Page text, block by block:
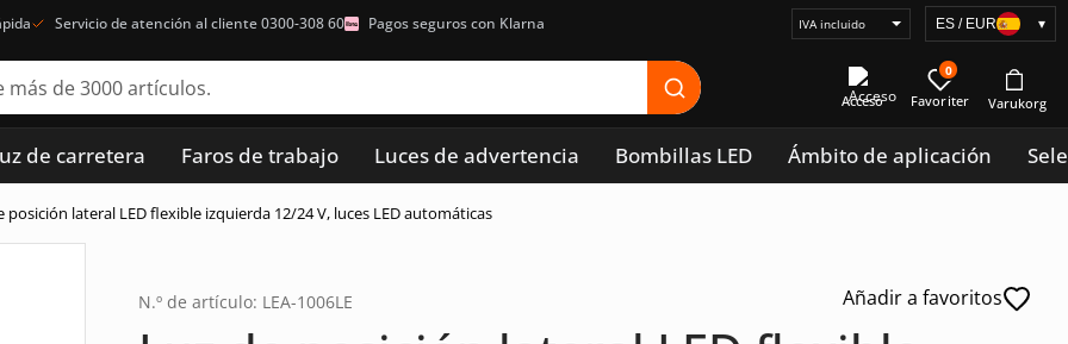
Servicio de atención al cliente 0300-308 60 Pagos seguros con Klarna
Seleccionar
visualización
precios
ES / EUR ▾
Acceso
0
de carretera Faros de trabajo Luces de advertencia Bombillas LED Ámbito de aplicación
posición lateral LED flexible izquierda 12/24 V, luces LED automáticas
Añadir a favoritos
N.º de artículo: LEA-1006LE